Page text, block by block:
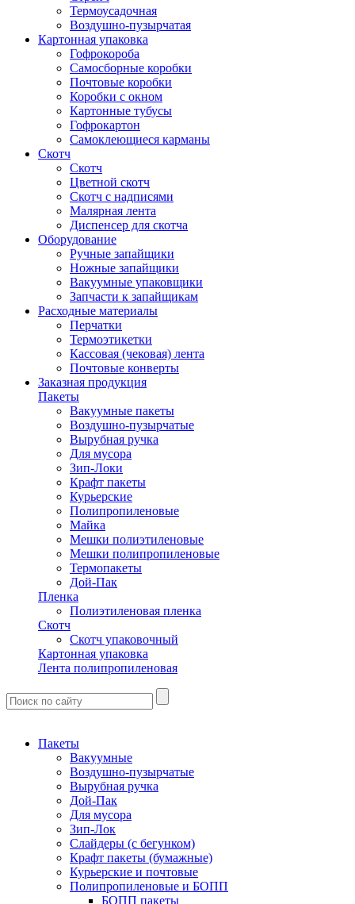
Термоусадочная
Воздушно-пузырчатая
Картонная упаковка
Гофрокороба
Самосборные коробки
Почтовые коробки
Коробки с окном
Картонные тубусы
Гофрокартон
Самоклеющиеся карманы
Скотч
Скотч
Цветной скотч
Скотч с надписями
Малярная лента
Диспенсер для скотча
Оборудование
Ручные запайщики
Ножные запайщики
Вакуумные упаковщики
Запчасти к запайщикам
Расходные материалы
Перчатки
Термоэтикетки
Кассовая (чековая) лента
Почтовые конверты
Заказная продукция
Пакеты
Вакуумные пакеты
Воздушно-пузырчатые
Вырубная ручка
Для мусора
Зип-Локи
Крафт пакеты
Курьерские
Полипропиленовые
Майка
Мешки полиэтиленовые
Мешки полипропиленовые
Термопакеты
Дой-Пак
Пленка
Полиэтиленовая пленка
Скотч
Скотч упаковочный
Картонная упаковка
Лента полипропиленовая
Пакеты
Вакуумные
Воздушно-пузырчатые
Вырубная ручка
Дой-Пак
Для мусора
Зип-Лок
Слайдеры (с бегунком)
Крафт пакеты (бумажные)
Курьерские и почтовые
Полипропиленовые и БОПП
БОПП пакеты